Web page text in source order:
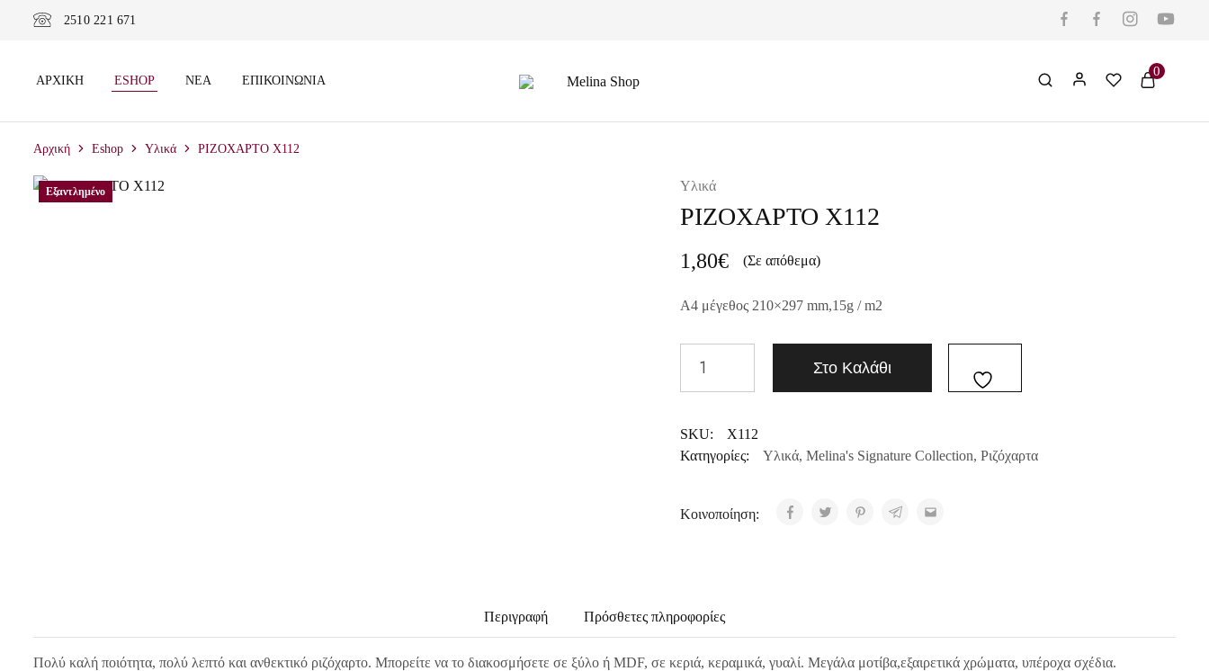
2510 221 671
ΑΡΧΙΚΉ ESHOP ΝΈΑ ΕΠΙΚΟΙΝΩΝΊΑ
Melina
0
Αρχική Eshop Υλικά ΡΙΖΟΧΑΡΤΟ X112
Υλικά
ΡΙΖΟΧΑΡΤΟ X112
1,80€ (Σε απόθεμα)
A4 μέγεθος 210×297 mm,15g / m2
Στο Καλάθι
SKU:
X112
Κατηγορίες:
Υλικά, Melina's Signature Collection, Ριζόχαρτα
Κοινοποίηση:
Περιγραφή Πρόσθετες πληροφορίες
Πολύ καλή ποιότητα, πολύ λεπτό και ανθεκτικό ριζόχαρτο. Μπορείτε να το διακοσμήσετε σε ξύλο ή MDF, σε κεριά, κεραμικά, γυαλί. Μεγάλα μοτίβα,εξαιρετικά χρώματα, υπέροχα σχέδια.
Εξαντλημένο